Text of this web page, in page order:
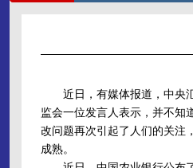
近日，有媒体报道，中央汇
监会一位发言人表示，并不知
改问题再次引起了人们的关注
成熟。